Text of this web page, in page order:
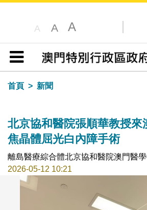
A A A
目錄
首頁
新聞
北京協和醫院張順華教授來
焦晶體屈光白內障手術
離島醫療綜合體北京協和醫院澳門醫
2026-05-12 10:21